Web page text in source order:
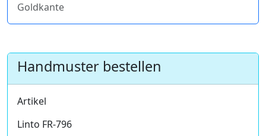
Goldkante
Handmuster bestellen
Artikel
Linto FR-796